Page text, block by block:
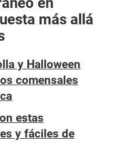
más allá
y Halloween
comensales
estas
y fáciles de